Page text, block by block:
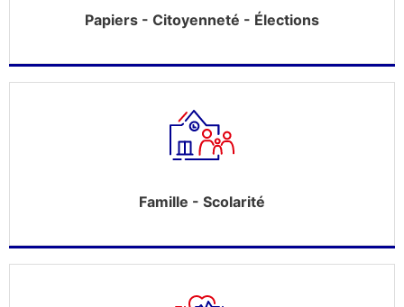
Papiers - Citoyenneté - Élections
Famille - Scolarité